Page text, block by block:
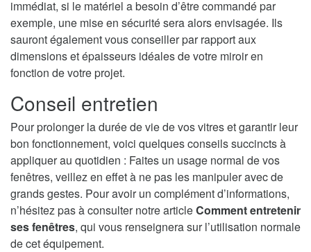
immédiat, si le matériel a besoin d’être commandé par
exemple, une mise en sécurité sera alors envisagée. Ils
sauront également vous conseiller par rapport aux
dimensions et épaisseurs idéales de votre miroir en
fonction de votre projet.
Conseil entretien
Pour prolonger la durée de vie de vos vitres et garantir leur
bon fonctionnement, voici quelques conseils succincts à
appliquer au quotidien : Faites un usage normal de vos
fenêtres, veillez en effet à ne pas les manipuler avec de
grands gestes. Pour avoir un complément d’informations,
n’hésitez pas à consulter notre articleComment entretenir
ses fenêtres, qui vous renseignera sur l’utilisation normale
de cet équipement.